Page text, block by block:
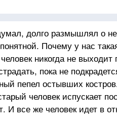
долго размышлял о
Почему у нас
никогда не выходит
пока не
пепел остывших
человек испускает
И все же человек идет в
оглядываясь назад,